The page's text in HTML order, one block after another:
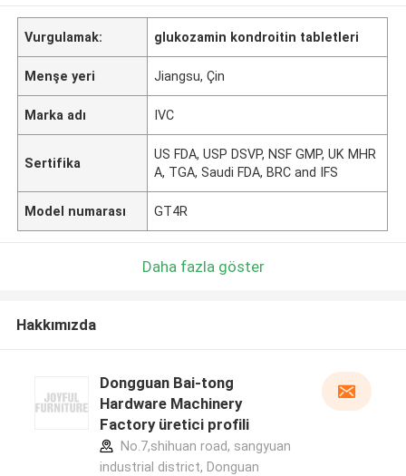
Vurgulamak: glukozamin kondroitin tabletleri
Menşe yeri Jiangsu, Çin
Marka adı IVC
Sertifika
US FDA, USP DSVP, NSF GMP, UK MHR
A, TGA, Saudi FDA, BRC and IFS
Model numarası GT4R
Daha fazla göster
Hakkımızda
Dongguan Bai-tong
Hardware Machinery
Factory üretici profili
No.7,shihuan road, sangyuan
industrial district, Donguan